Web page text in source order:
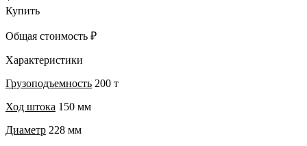
Купить
Общая стоимость ₽
Характеристики
Грузоподъемность 200 т
Ход штока 150 мм
Диаметр 228 мм